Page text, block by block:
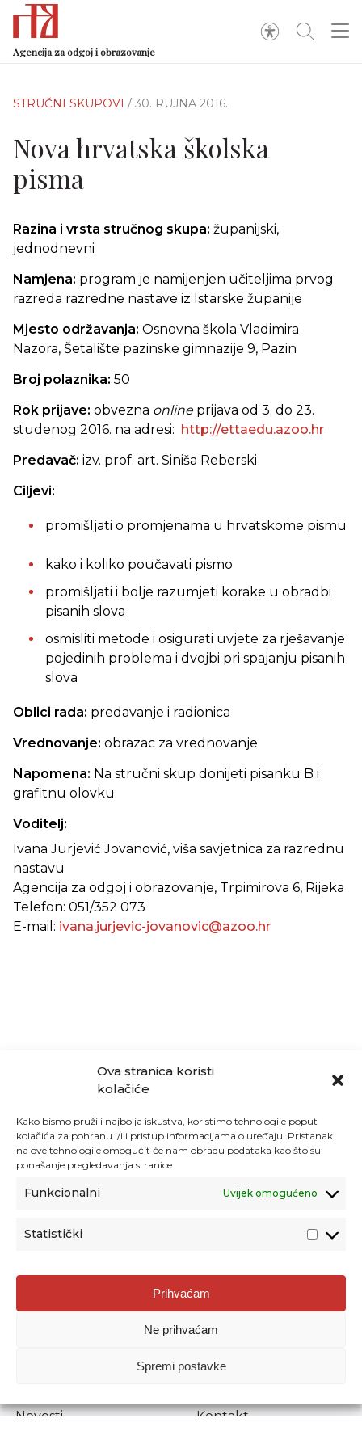
Ova stranica koristi
kolačiće
Kako bismo pružili najbolja iskustva, koristimo tehnologije poput
kolačića za pohranu i/ili pristup informacijama o uređaju. Pristanak
na ove tehnologije omogućit će nam obradu podataka kao što su
ponašanje pregledavanja stranice.
Funkcionalni Uvijek omogućeno
Statistički
Prihvaćam
Ne prihvaćam
Spremi postavke
Agencija za odgoj i obrazovanje
STRUČNI SKUPOVI / 30. RUJNA 2016.
Nova hrvatska školska
pisma
Razina i vrsta stručnog skupa: županijski,
jednodnevni
Namjena: program je namijenjen učiteljima prvog
razreda razredne nastave iz Istarske županije
Mjesto održavanja: Osnovna škola Vladimira
Nazora, Šetalište pazinske gimnazije 9, Pazin
Broj polaznika: 50
Rok prijave: obvezna onlineprijava od 3. do 23.
studenog 2016. na adresi: http://ettaedu.azoo.hr
Predavač: izv. prof. art. Siniša Reberski
Ciljevi:
promišljati o promjenama u hrvatskome pismu
kako i koliko poučavati pismo
promišljati i bolje razumjeti korake u obradbi
pisanih slova
osmisliti metode i osigurati uvjete za rješavanje
pojedinih problema i dvojbi pri spajanju pisanih
slova
Oblici rada: predavanje i radionica
Vrednovanje: obrazac za vrednovanje
Napomena: Na stručni skup donijeti pisanku B i
grafitnu olovku.
Voditelj:
Ivana Jurjević Jovanović, viša savjetnica za razrednu
nastavu
Agencija za odgoj i obrazovanje, Trpimirova 6, Rijeka
Telefon: 051/352 073
E-mail: ivana.jurjevic-jovanovic@azoo.hr
Agencija za odgoj i obrazovanje
Donje Svetice 38, 10000 Zagreb
1778129
Prenošenje sadržaja dopušteno je uz navođenje izvora.
Novosti
Kontakt